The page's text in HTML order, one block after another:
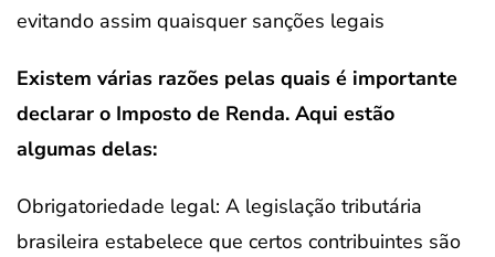
evitando assim quaisquer sanções legais
Existem várias razões pelas quais é importante
declarar o Imposto de Renda. Aqui estão
algumas delas:
Obrigatoriedade legal: A legislação tributária
brasileira estabelece que certos contribuintes são